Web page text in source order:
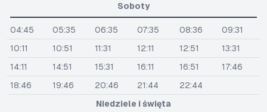
Soboty
04:45 05:35 06:35 07:35 08:36
09:31
10:11
10:51 11:31 12:11 12:51
13:31
14:11
14:51 15:31 16:11 16:51
17:46
18:46
19:46 20:46 21:44
22:44
Niedziele i święta